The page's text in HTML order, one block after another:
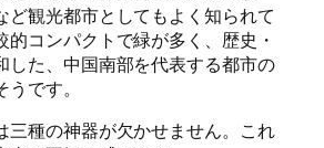
ど観光都市としてもよく知られて
的コンパクトで緑が多く、歴史・
した、中国南部を代表する都市の
です。
三種の神器が欠かせません。これ